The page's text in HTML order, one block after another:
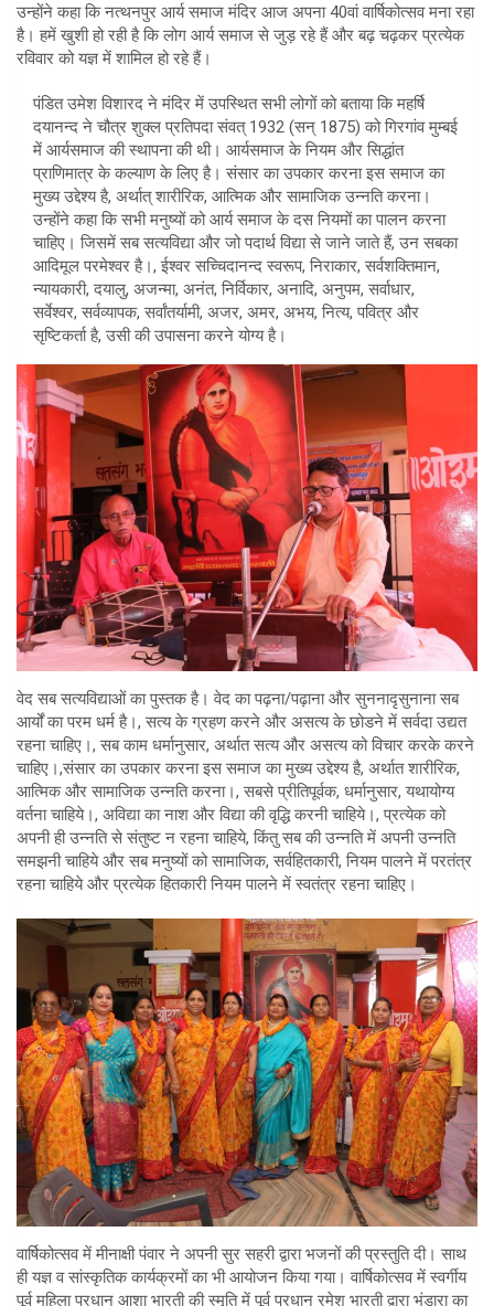
उन्होंने कहा कि नत्थनपुर आर्य समाज मंदिर आज अपना 40वां वार्षिकोत्सव मना रहा
है। हमें खुशी हो रही है कि लोग आर्य समाज से जुड़ रहे हैं और बढ़ चढ़कर प्रत्येक
रविवार को यज्ञ में शामिल हो रहे हैं।
पंडित उमेश विशारद ने मंदिर में उपस्थित सभी लोगों को बताया कि महर्षि
दयानन्द ने चौत्र शुक्ल प्रतिपदा संवत् 1932 (सन् 1875) को गिरगांव मुम्बई
में आर्यसमाज की स्थापना की थी। आर्यसमाज के नियम और सिद्धांत
प्राणिमात्र के कल्याण के लिए है। संसार का उपकार करना इस समाज का
मुख्य उद्देश्य है, अर्थात् शारीरिक, आत्मिक और सामाजिक उन्नति करना।
उन्होंने कहा कि सभी मनुष्यों को आर्य समाज के दस नियमों का पालन करना
चाहिए। जिसमें सब सत्यविद्या और जो पदार्थ विद्या से जाने जाते हैं, उन सबका
आदिमूल परमेश्वर है।, ईश्वर सच्चिदानन्द स्वरूप, निराकार, सर्वशक्तिमान,
न्यायकारी, दयालु, अजन्मा, अनंत, निर्विकार, अनादि, अनुपम, सर्वाधार,
सर्वेश्वर, सर्वव्यापक, सर्वांतर्यामी, अजर, अमर, अभय, नित्य, पवित्र और
सृष्टिकर्ता है, उसी की उपासना करने योग्य है।
वेद सब सत्यविद्याओं का पुस्तक है। वेद का पढ़ना/पढ़ाना और सुननादृसुनाना सब
आर्यों का परम धर्म है।, सत्य के ग्रहण करने और असत्य के छोडने में सर्वदा उद्यत
रहना चाहिए।, सब काम धर्मानुसार, अर्थात सत्य और असत्य को विचार करके करने
चाहिए।,संसार का उपकार करना इस समाज का मुख्य उद्देश्य है, अर्थात शारीरिक,
आत्मिक और सामाजिक उन्नति करना।, सबसे प्रीतिपूर्वक, धर्मानुसार, यथायोग्य
वर्तना चाहिये।, अविद्या का नाश और विद्या की वृद्धि करनी चाहिये।, प्रत्येक को
अपनी ही उन्नति से संतुष्ट न रहना चाहिये, किंतु सब की उन्नति में अपनी उन्नति
समझनी चाहिये और सब मनुष्यों को सामाजिक, सर्वहितकारी, नियम पालने में परतंत्र
रहना चाहिये और प्रत्येक हितकारी नियम पालने में स्वतंत्र रहना चाहिए।
वार्षिकोत्सव में मीनाक्षी पंवार ने अपनी सुर सहरी द्वारा भजनों की प्रस्तुति दी। साथ
ही यज्ञ व सांस्कृतिक कार्यक्रमों का भी आयोजन किया गया। वार्षिकोत्सव में स्वर्गीय
पूर्व महिला प्रधान आशा भारती की स्मृति में पूर्व प्रधान रमेश भारती द्वारा भंडारा का